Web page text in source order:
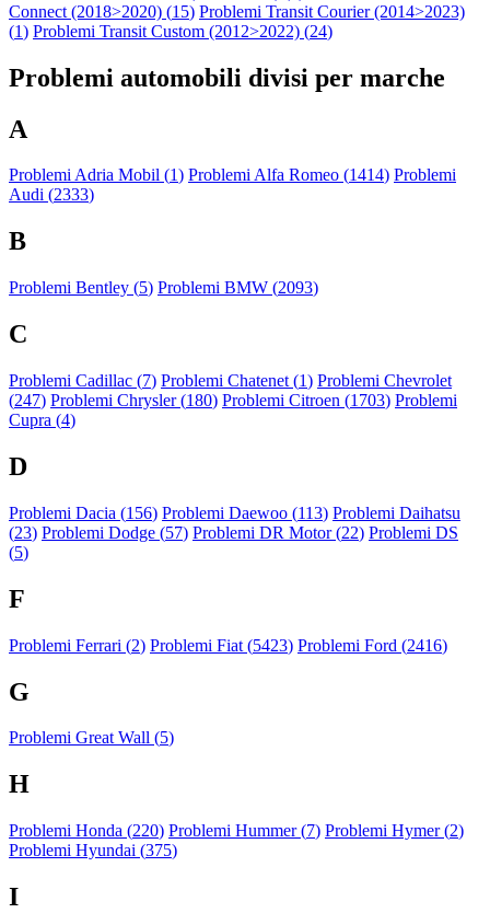
Connect (2018>2020) (15) Problemi Transit Courier (2014>2023)
(1) Problemi Transit Custom (2012>2022) (24)
Problemi automobili divisi per marche
A
Problemi Adria Mobil (1) Problemi Alfa Romeo (1414) Problemi
Audi (2333)
B
Problemi Bentley (5) Problemi BMW (2093)
C
Problemi Cadillac (7) Problemi Chatenet (1) Problemi Chevrolet
(247) Problemi Chrysler (180) Problemi Citroen (1703) Problemi
Cupra (4)
D
Problemi Dacia (156) Problemi Daewoo (113) Problemi Daihatsu
(23) Problemi Dodge (57) Problemi DR Motor (22) Problemi DS
(5)
F
Problemi Ferrari (2) Problemi Fiat (5423) Problemi Ford (2416)
G
Problemi Great Wall (5)
H
Problemi Honda (220) Problemi Hummer (7) Problemi Hymer (2)
Problemi Hyundai (375)
I